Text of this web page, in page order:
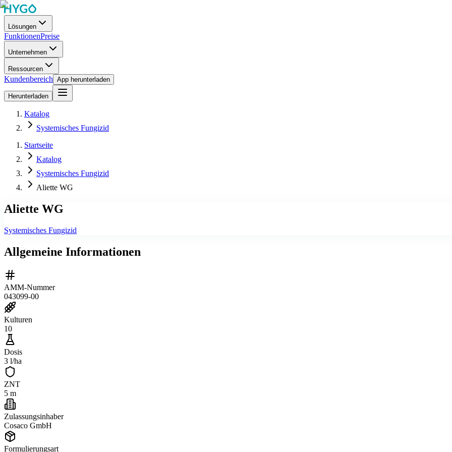
Lösungen
FunktionenPreise
Unternehmen
Ressourcen
Kundenbereich App herunterladen
Herunterladen
Katalog
Systemisches Fungizid
Startseite
Katalog
Systemisches Fungizid
Aliette WG
Aliette WG
Systemisches Fungizid
Allgemeine Informationen
AMM-Nummer
043099-00
Kulturen
10
Dosis
3 l/ha
ZNT
5 m
Zulassungsinhaber
Cosaco GmbH
Formulierungsart